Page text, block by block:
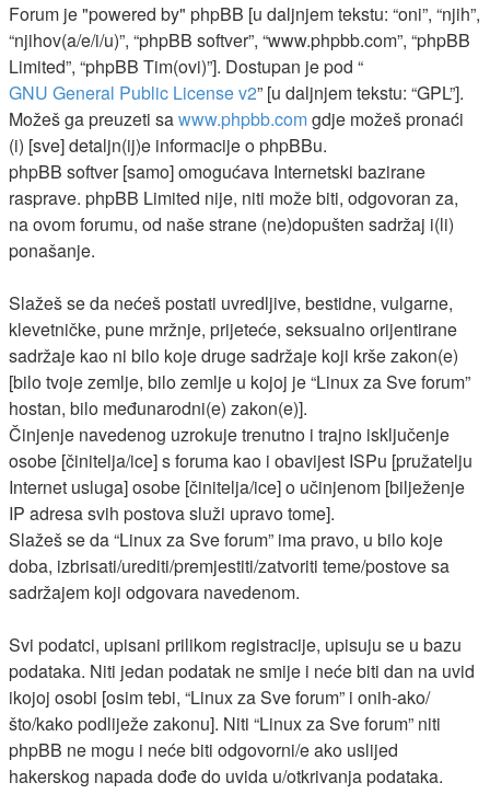
Forum je "powered by" phpBB [u daljnjem tekstu: “oni”, “njih”,
“njihov(a/e/i/u)”, “phpBB softver”, “www.phpbb.com”, “phpBB
Limited”, “phpBB Tim(ovi)”]. Dostupan je pod “
GNU General Public License v2” [u daljnjem tekstu: “GPL”].
Možeš ga preuzeti sawww.phpbb.comgdje možeš pronaći
(i) [sve] detaljn(ij)e informacije o phpBBu.
phpBB softver [samo] omogućava Internetski bazirane
rasprave. phpBB Limited nije, niti može biti, odgovoran za,
na ovom forumu, od naše strane (ne)dopušten sadržaj i(li)
ponašanje.
Slažeš se da nećeš postati uvredljive, bestidne, vulgarne,
klevetničke, pune mržnje, prijeteće, seksualno orijentirane
sadržaje kao ni bilo koje druge sadržaje koji krše zakon(e)
[bilo tvoje zemlje, bilo zemlje u kojoj je “Linux za Sve forum”
hostan, bilo međunarodni(e) zakon(e)].
Činjenje navedenog uzrokuje trenutno i trajno isključenje
osobe [činitelja/ice] s foruma kao i obavijest ISPu [pružatelju
Internet usluga] osobe [činitelja/ice] o učinjenom [bilježenje
IP adresa svih postova služi upravo tome].
Slažeš se da “Linux za Sve forum” ima pravo, u bilo koje
doba, izbrisati/urediti/premjestiti/zatvoriti teme/postove sa
sadržajem koji odgovara navedenom.
Svi podatci, upisani prilikom registracije, upisuju se u bazu
podataka. Niti jedan podatak ne smije i neće biti dan na uvid
ikojoj osobi [osim tebi, “Linux za Sve forum” i onih-ako/
što/kako podliježe zakonu]. Niti “Linux za Sve forum” niti
phpBB ne mogu i neće biti odgovorni/e ako uslijed
hakerskog napada dođe do uvida u/otkrivanja podataka.